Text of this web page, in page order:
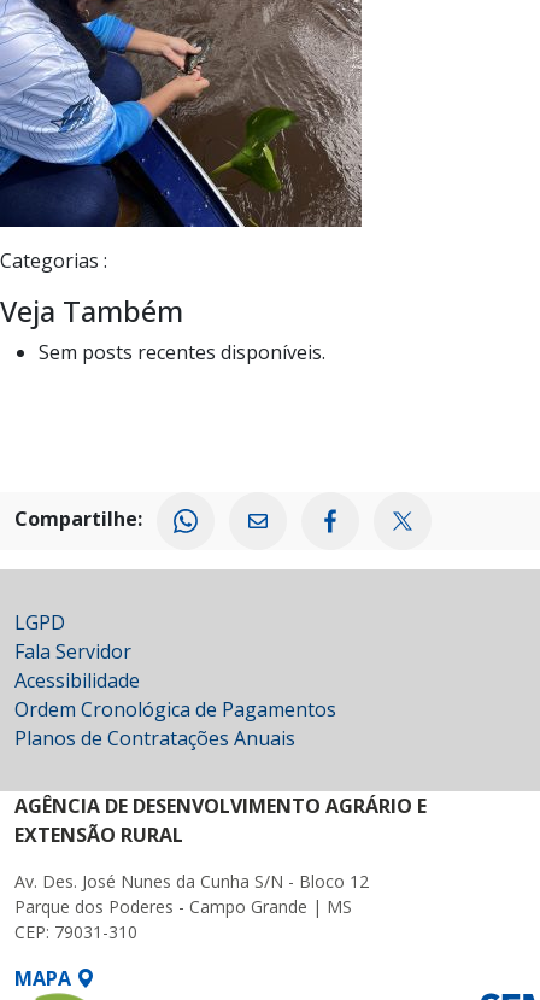
Categorias :
Veja Também
Sem posts recentes disponíveis.
Compartilhe:
LGPD
Fala Servidor
Acessibilidade
Ordem Cronológica de Pagamentos
Planos de Contratações Anuais
AGÊNCIA DE DESENVOLVIMENTO AGRÁRIO E
EXTENSÃO RURAL
Av. Des. José Nunes da Cunha S/N - Bloco 12
Parque dos Poderes - Campo Grande | MS
CEP: 79031-310
MAPA